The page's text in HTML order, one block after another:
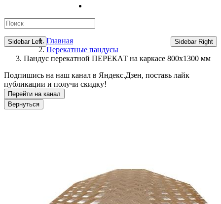
Sidebar Left Sidebar Right
Главная
Перекатные пандусы
Пандус перекатной ПЕРЕКАТ на каркасе 800х1300 мм
Подпишись на наш канал в Яндекс.Дзен, поставь лайк
публикации и получи скидку!